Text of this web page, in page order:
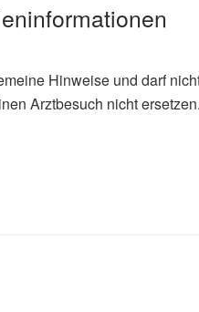
Hinweise und darf
Arztbesuch nicht ersetzen.